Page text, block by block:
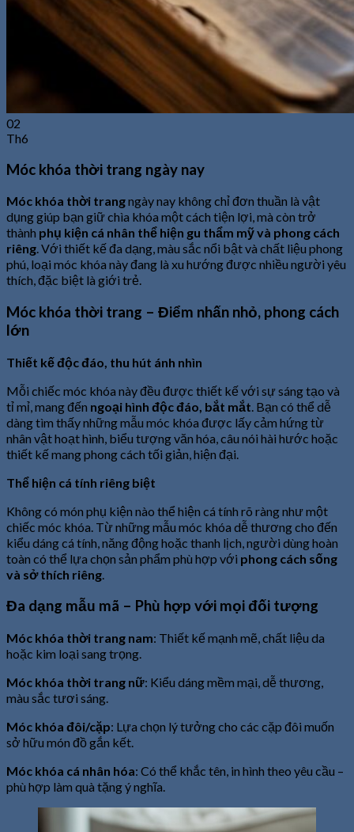
02
Th6
Móc khóa thời trang ngày nay
Móc khóa thời trangngày nay không chỉ đơn thuần là vật
dụng giúp bạn giữ chìa khóa một cách tiện lợi, mà còn trở
thành phụ kiện cá nhân thể hiện gu thẩm mỹ và phong cách
riêng. Với thiết kế đa dạng, màu sắc nổi bật và chất liệu phong
phú, loại móc khóa này đang là xu hướng được nhiều người yêu
thích, đặc biệt là giới trẻ.
Móc khóa thời trang – Điểm nhấn nhỏ, phong cách
lớn
Thiết kế độc đáo, thu hút ánh nhìn
Mỗi chiếc móc khóa này đều được thiết kế với sự sáng tạo và
tỉ mỉ, mang đến ngoại hình độc đáo, bắt mắt . Bạn có thể dễ
dàng tìm thấy những mẫu móc khóa được lấy cảm hứng từ
nhân vật hoạt hình, biểu tượng văn hóa, câu nói hài hước hoặc
thiết kế mang phong cách tối giản, hiện đại.
Thể hiện cá tính riêng biệt
Không có món phụ kiện nào thể hiện cá tính rõ ràng như một
chiếc móc khóa. Từ những mẫu móc khóa dễ thương cho đến
kiểu dáng cá tính, năng động hoặc thanh lịch, người dùng hoàn
toàn có thể lựa chọn sản phẩm phù hợp với phong cách sống
và sở thích riêng
Đa dạng mẫu mã – Phù hợp với mọi đối tượng
Móc khóa thời trang nam: Thiết kế mạnh mẽ, chất liệu da
hoặc kim loại sang trọng.
Móc khóa thời trang nữ: Kiểu dáng mềm mại, dễ thương,
màu sắc tươi sáng.
Móc khóa đôi/cặp: Lựa chọn lý tưởng cho các cặp đôi muốn
sở hữu món đồ gắn kết.
Móc khóa cá nhân hóa: Có thể khắc tên, in hình theo yêu cầu –
phù hợp làm quà tặng ý nghĩa.